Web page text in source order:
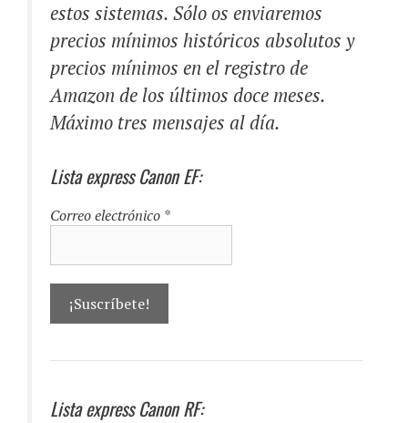
estos sistemas. Sólo os enviaremos
precios mínimos históricos absolutos y
precios mínimos en el registro de
Amazon de los últimos doce meses.
Máximo tres mensajes al día.
Lista express Canon EF:
Correo electrónico *
Lista express Canon RF: